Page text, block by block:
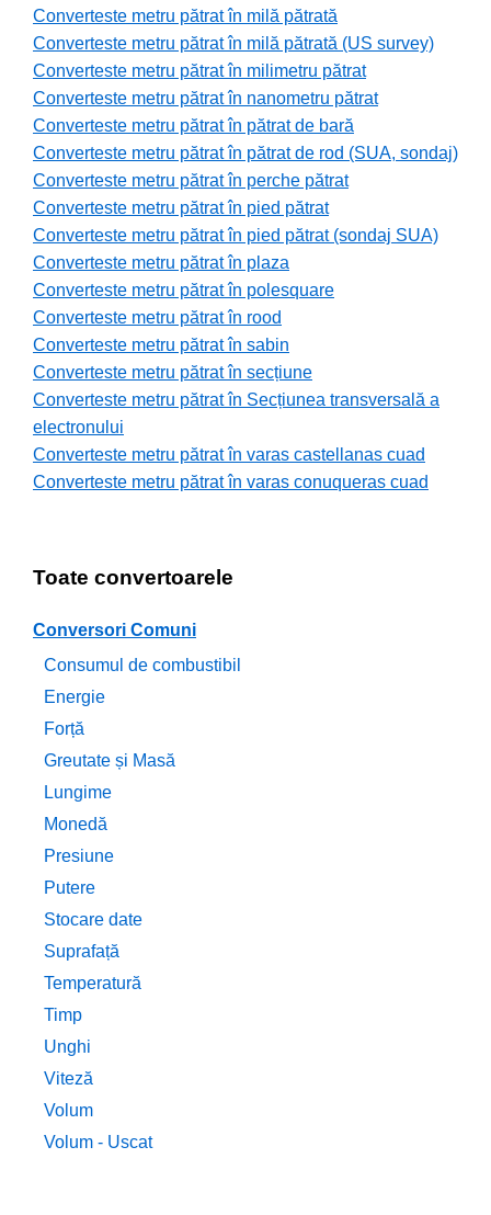
Converteste metru pătrat în milă pătrată
Converteste metru pătrat în milă pătrată (US survey)
Converteste metru pătrat în milimetru pătrat
Converteste metru pătrat în nanometru pătrat
Converteste metru pătrat în pătrat de bară
Converteste metru pătrat în pătrat de rod (SUA, sondaj)
Converteste metru pătrat în perche pătrat
Converteste metru pătrat în pied pătrat
Converteste metru pătrat în pied pătrat (sondaj SUA)
Converteste metru pătrat în plaza
Converteste metru pătrat în polesquare
Converteste metru pătrat în rood
Converteste metru pătrat în sabin
Converteste metru pătrat în secțiune
Converteste metru pătrat în Secțiunea transversală a
electronului
Converteste metru pătrat în varas castellanas cuad
Converteste metru pătrat în varas conuqueras cuad
Toate convertoarele
Conversori Comuni
Consumul de combustibil
Energie
Forță
Greutate și Masă
Lungime
Monedă
Presiune
Putere
Stocare date
Suprafață
Temperatură
Timp
Unghi
Viteză
Volum
Volum - Uscat